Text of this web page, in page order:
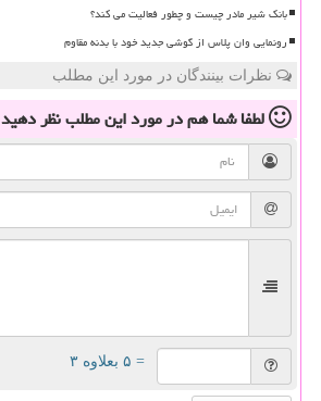
بانک شیر مادر چیست و چطور فعالیت می کند؟
رونمایی وان پلاس از گوشی جدید خود با بدنه مقاوم
نظرات بینندگان در مورد این مطلب
لطفا شما همدر مورد این مطلبنظر دهید
= ۵ بعلاوه ۳